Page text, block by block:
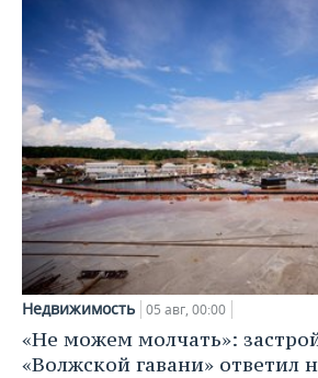
Недвижимость 05 авг, 00:00
«Не можем молчать»:
«Волжской гавани» ответил